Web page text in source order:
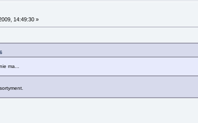
14:49:30 »
ma...